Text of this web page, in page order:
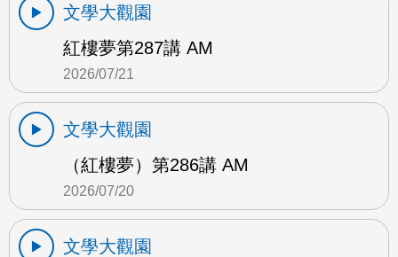
文學大觀園
紅樓夢第287講 AM
2026/07/21
文學大觀園
（紅樓夢）第286講 AM
2026/07/20
文學大觀園